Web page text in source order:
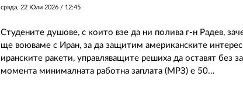
сряда, 22 Юли 2026 / 12:45
Студените душове, с които взе да ни полива г-н Радев,
ще воюваме с Иран, за да защитим американските
иранските ракети, управляващите решиха да оставят без
момента минималната работна заплата (МРЗ) е 50...